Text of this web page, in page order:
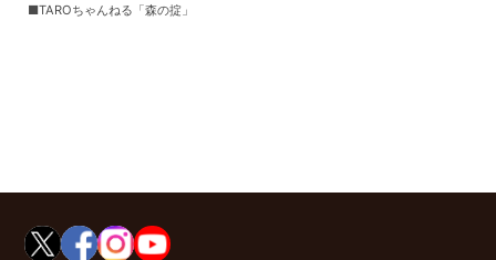
TAROちゃんねる「森の掟」